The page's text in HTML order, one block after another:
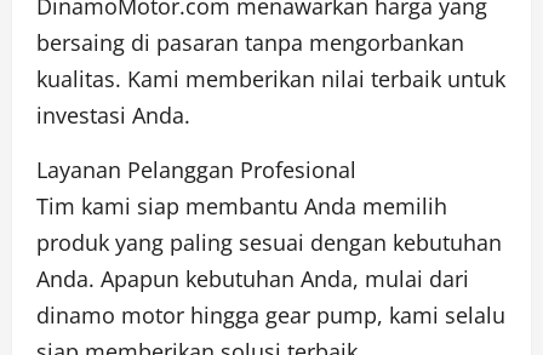
DinamoMotor.com menawarkan harga yang
bersaing di pasaran tanpa mengorbankan
kualitas. Kami memberikan nilai terbaik untuk
investasi Anda.
Layanan Pelanggan Profesional
Tim kami siap membantu Anda memilih
produk yang paling sesuai dengan kebutuhan
Anda. Apapun kebutuhan Anda, mulai dari
dinamo motor hingga gear pump, kami selalu